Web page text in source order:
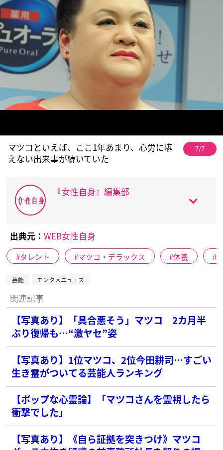
マツコといえば、ここ1年あまり、心労に堪
えない出来事が続いていた
7/7
『女性自身』編集部
出典元： WEB女性自身
タレント マツコ・デラックス 休養
芸能 エンタメニュース
関連記事
【写真あり】「具合悪そう」マツコ 2カ月半
ぶり復帰も…“激ヤセ”姿
【写真あり】1位マツコ、2位今田耕司…すごい
生き霊がついてる芸能人ランキング
【ポップな心霊論】「マツコさんを霊視したら
衝撃でした」
【写真あり】《自ら証拠を突きつけ》マツコ